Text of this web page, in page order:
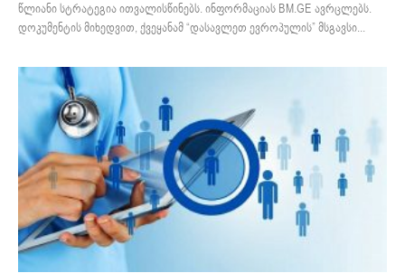
წლიანი სტრატეგია ითვალისწინებს. ინფორმაციას BM.GE ავრცლებს.
დოკუმენტის მიხედვით, ქვეყანამ “დასავლეთ ევროპულის” მსგავსი...